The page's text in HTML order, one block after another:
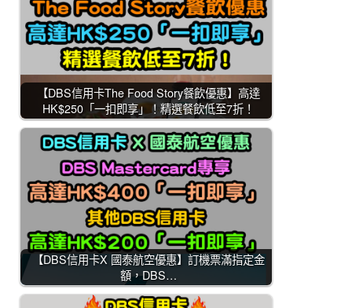
【DBS信用卡The Food Story餐飲優惠】高達
HK$250「一扣即享」！精選餐飲低至7折！
【DBS信用卡X 國泰航空優惠】訂機票滿指定金
額，DBS…